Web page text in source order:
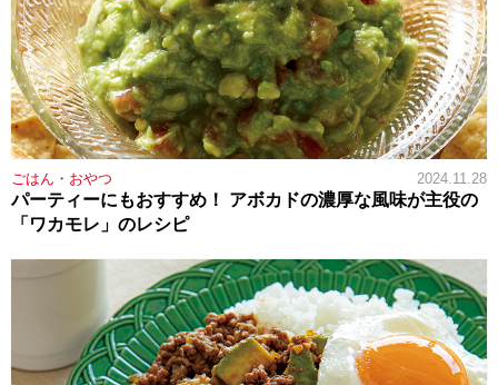
ごはん・おやつ 2024.11.28
パーティーにもおすすめ！ アボカドの濃厚な風味が主役の
「ワカモレ」のレシピ